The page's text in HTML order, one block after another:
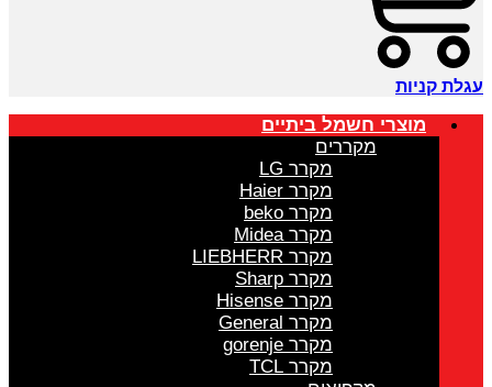
עגלת קניות
מוצרי חשמל ביתיים
מקררים
מקרר LG
מקרר Haier
מקרר beko
מקרר Midea
מקרר LIEBHERR
מקרר Sharp
מקרר Hisense
מקרר General
מקרר gorenje
מקרר TCL